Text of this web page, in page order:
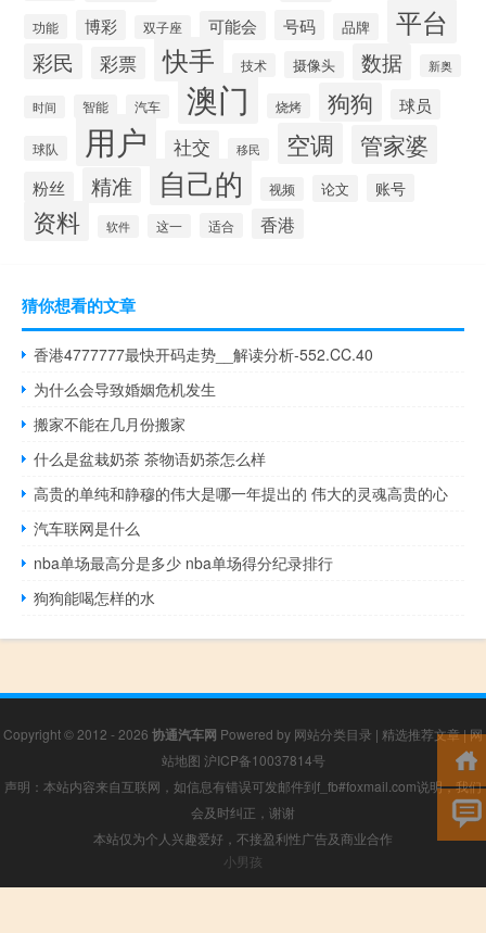
功能 博彩 双子座 可能会 号码 品牌 平台
彩民 彩票 快手 技术 摄像头 数据 新奥
时间 智能 汽车 澳门 烧烤 狗狗 球员
球队 用户 社交 移民 空调 管家婆
粉丝 精准 自己的 视频 论文 账号
资料 软件 这一 适合 香港
猜你想看的文章
香港4777777最快开码走势__解读分析-552.CC.40
为什么会导致婚姻危机发生
搬家不能在几月份搬家
什么是盆栽奶茶 茶物语奶茶怎么样
高贵的单纯和静穆的伟大是哪一年提出的 伟大的灵魂高贵的心
汽车联网是什么
nba单场最高分是多少 nba单场得分纪录排行
狗狗能喝怎样的水
Copyright © 2012 - 2026 协通汽车网 Powered by 网站分类目录 | 精选推荐文章|网
站地图 沪ICP备10037814号
声明：本站内容来自互联网，如信息有错误可发邮件到f_fb#foxmail.com说明，我们
会及时纠正，谢谢
本站仅为个人兴趣爱好，不接盈利性广告及商业合作
小男孩